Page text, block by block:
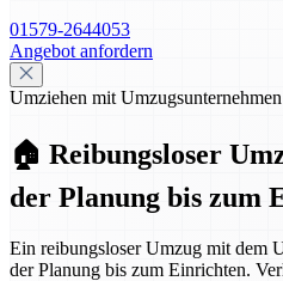
01579-2644053
Angebot anfordern
Umziehen mit
🏠 Reibungsloser
der Planung bis zum
Ein reibungsloser Umzug mit dem
der Planung bis zum Einrichten.